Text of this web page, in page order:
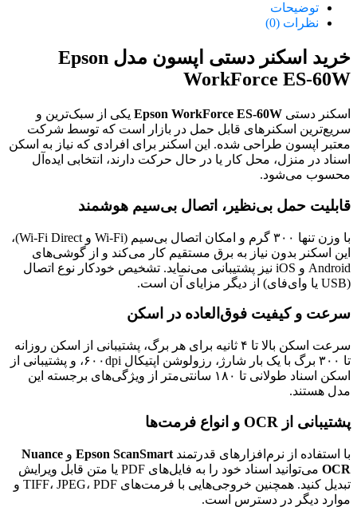
توضیحات
نظرات (0)
خرید اسکنر دستی اپسون مدل Epson
WorkForce ES-60W
اسکنر دستی Epson WorkForce ES-60W یکی از سبک‌ترین و
سریع‌ترین اسکنرهای قابل حمل در بازار است که توسط شرکت
معتبر اپسون طراحی شده. این اسکنر برای افرادی که نیاز به اسکن
اسناد در منزل، محل کار یا در حال حرکت دارند، انتخابی ایده‌آل
محسوب می‌شود.
قابلیت حمل بی‌نظیر، اتصال بی‌سیم هوشمند
با وزن تنها ۳۰۰ گرم و امکان اتصال بی‌سیم (Wi-Fi و Wi-Fi Direct)،
این اسکنر بدون نیاز به برق مستقیم کار می‌کند و از گوشی‌های
Android و iOS نیز پشتیبانی می‌نماید. تشخیص خودکار نوع اتصال
(USB یا وای‌فای) از دیگر مزایای آن است.
سرعت و کیفیت فوق‌العاده در اسکن
سرعت اسکن بالا تا ۴ ثانیه برای هر برگ، پشتیبانی از اسکن روزانه
تا ۳۰۰ برگ با یک بار شارژ، رزولوشن اپتیکال ۶۰۰dpi، و پشتیبانی از
اسکن اسناد طولانی تا ۱۸۰ سانتی‌متر از ویژگی‌های برجسته این
مدل هستند.
پشتیبانی از OCR و انواع فرمت‌ها
با استفاده از نرم‌افزارهای قدرتمند Epson ScanSmart و Nuance
OCR
می‌توانید اسناد خود را به فایل‌های PDF یا متن قابل ویرایش
تبدیل کنید. همچنین خروجی‌هایی با فرمت‌های TIFF، JPEG، PDF و
موارد دیگر در دسترس است.